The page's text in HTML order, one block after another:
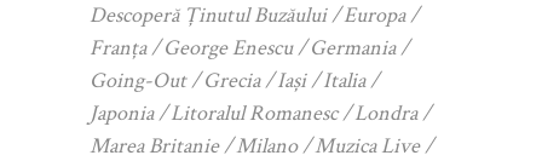
Descoperă Ținutul Buzăului
Europa
Franța
George Enescu
Germania
Going-Out
Grecia Iași
Italia
Japonia
Litoralul Romanesc
Londra
Marea Britanie
Milano
Muzica Live